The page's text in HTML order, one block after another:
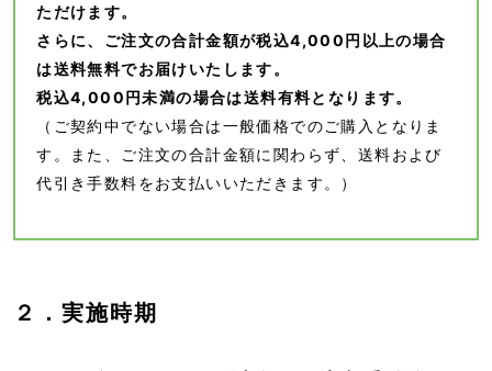
ただけます。
さらに、ご注文の合計金額が税込4,000円以上の場合
は送料無料でお届けいたします。
税込4,000円未満の場合は送料有料となります。
（ご契約中でない場合は一般価格でのご購入となりま
す。また、ご注文の合計金額に関わらず、送料および
代引き手数料をお支払いいただきます。）
２．実施時期